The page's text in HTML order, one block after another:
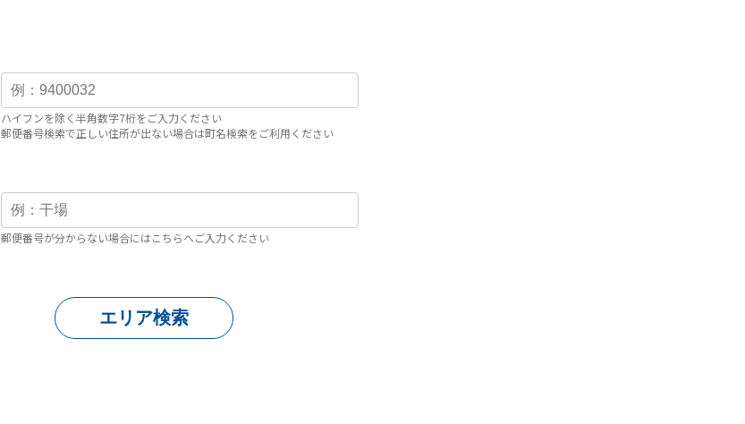
ハイフンを除く半角数字7桁をご入力ください
郵便番号検索で正しい住所が出ない場合は町名検索をご利用ください
郵便番号が分からない場合にはこちらへご入力ください